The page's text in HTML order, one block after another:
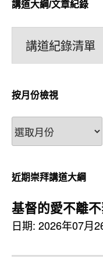
講道大綱/文章紀錄
講道紀錄清單
按月份檢視
按
月
檢
視
近期崇拜講道大綱
基督的愛不離
日期: 2026年07月